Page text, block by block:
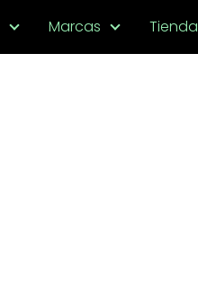
Marcas Tienda